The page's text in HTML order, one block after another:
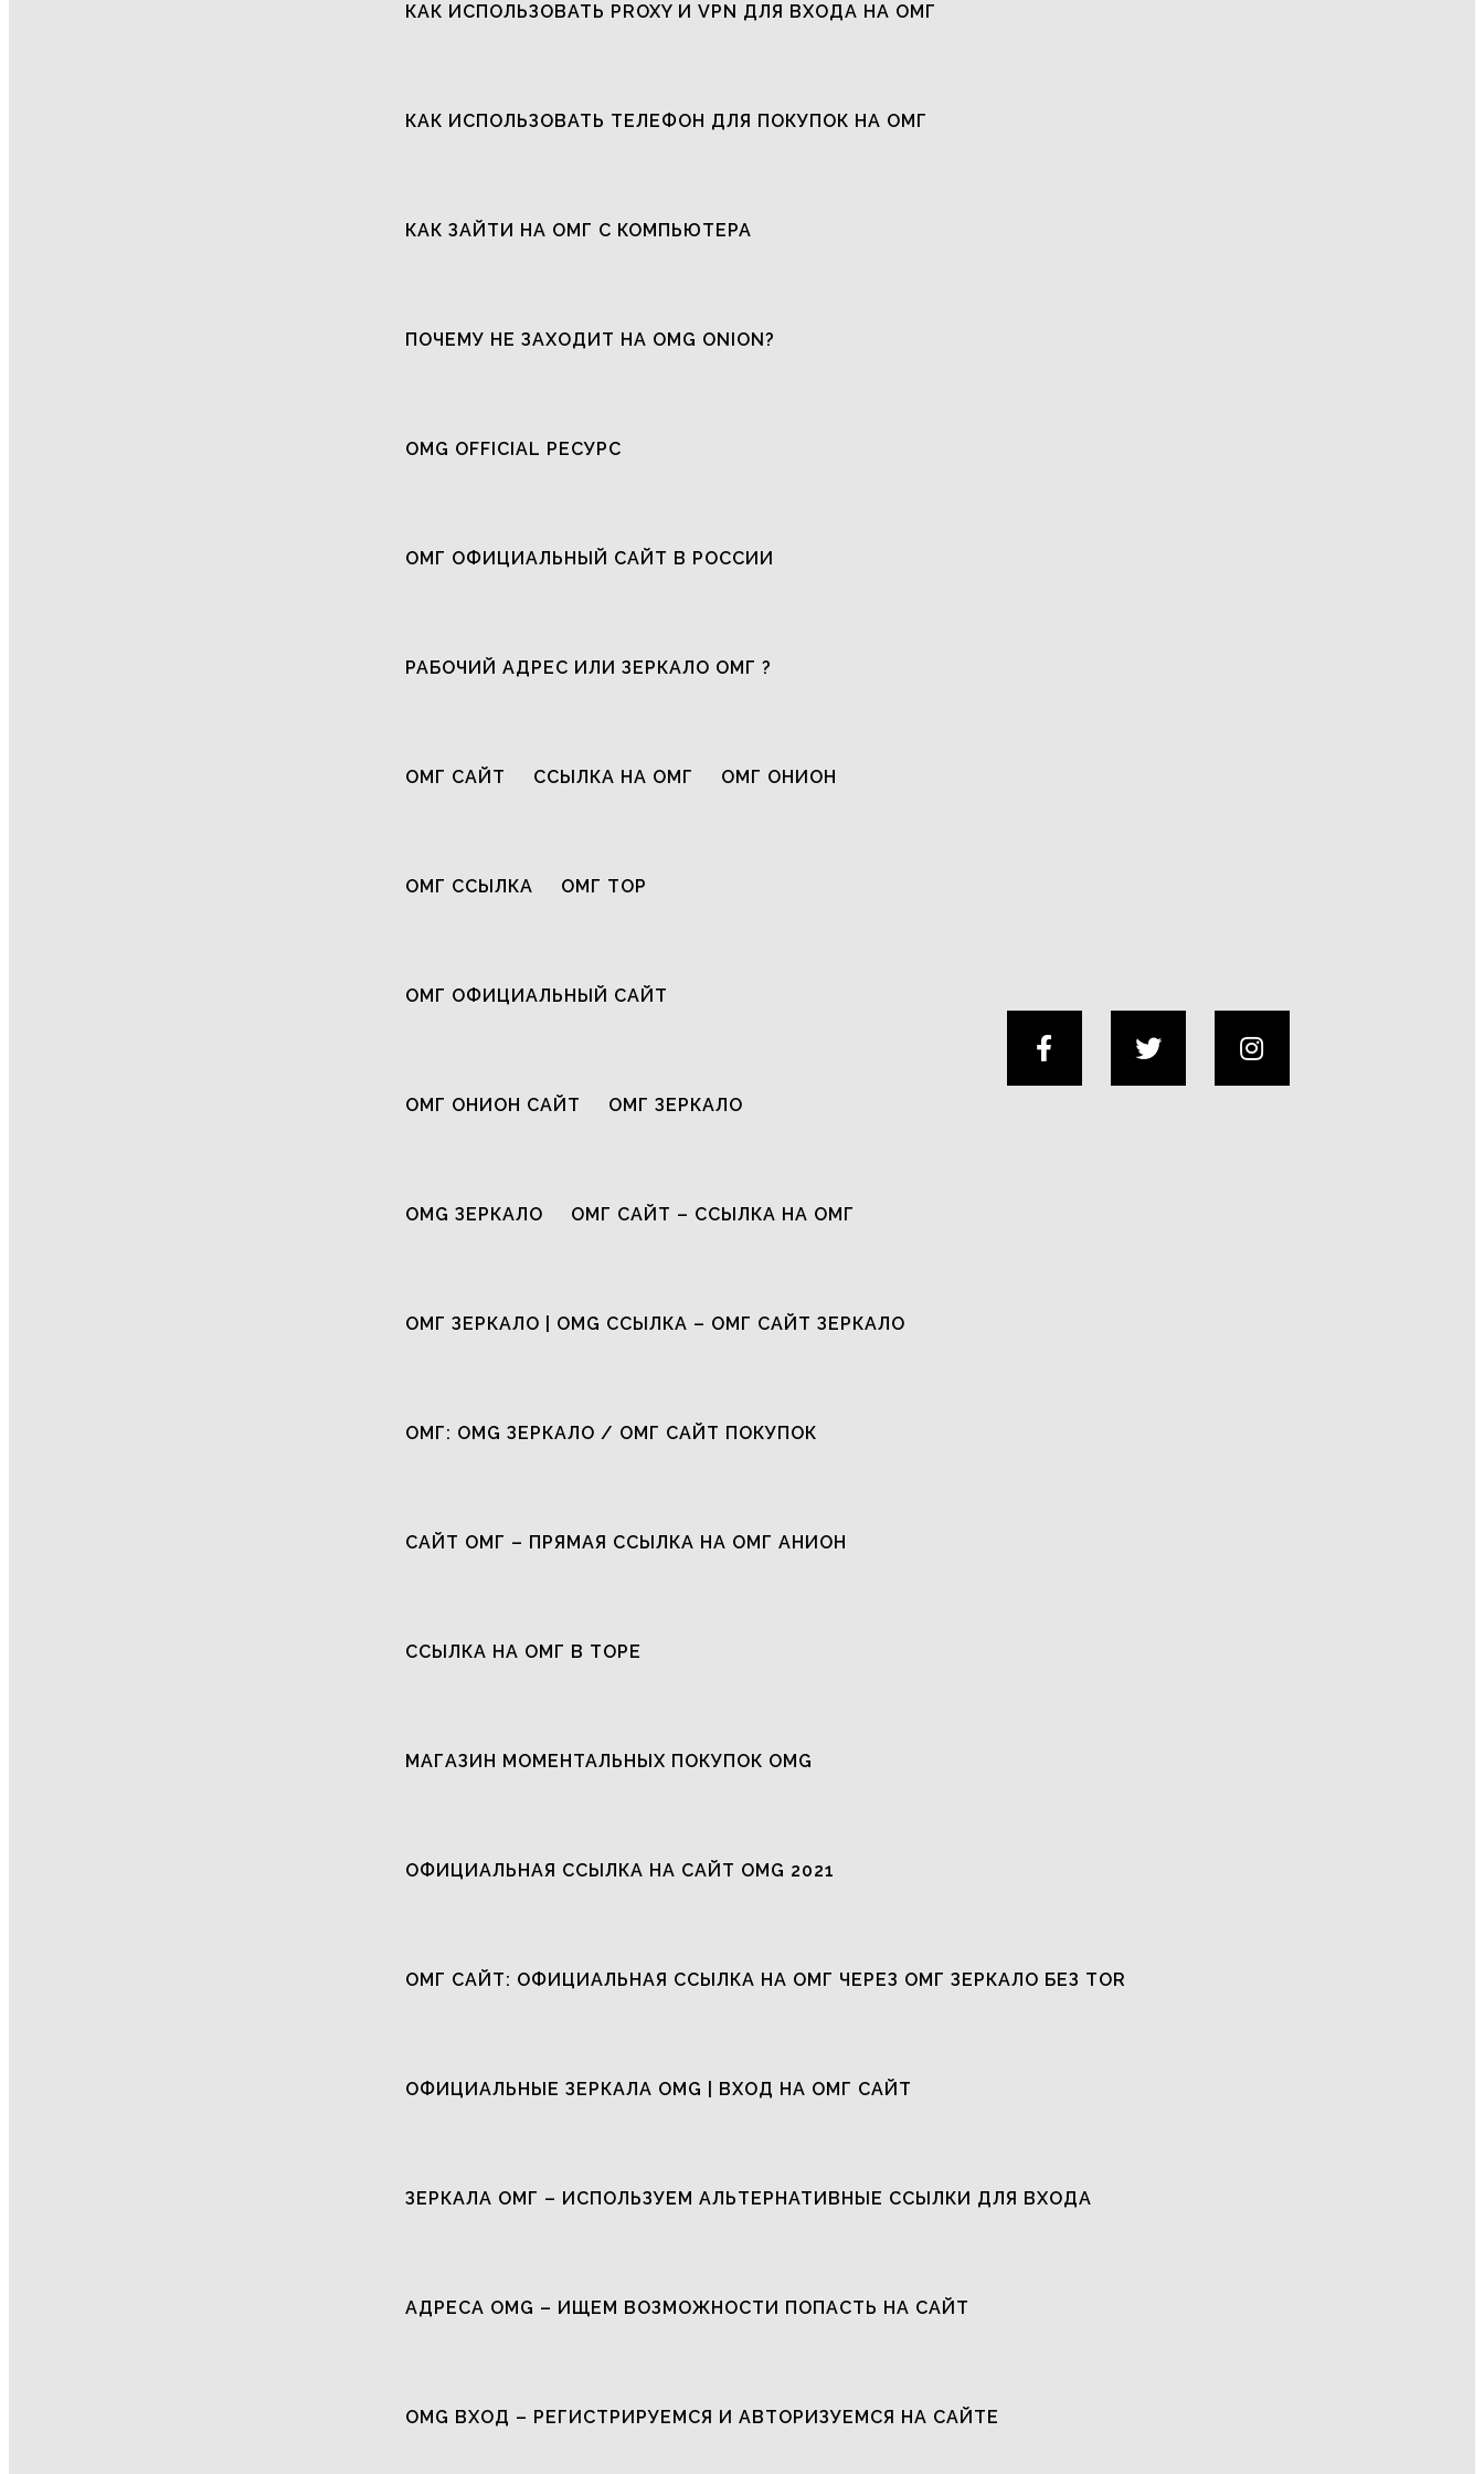
КАК ИСПОЛЬЗОВАТЬ PROXY И VPN ДЛЯ ВХОДА НА ОМГ
КАК ИСПОЛЬЗОВАТЬ ТЕЛЕФОН ДЛЯ ПОКУПОК НА ОМГ
КАК ЗАЙТИ НА ОМГ С КОМПЬЮТЕРА
ПОЧЕМУ НЕ ЗАХОДИТ НА OMG ONION?
OMG OFFICIAL РЕСУРС
ОМГ ОФИЦИАЛЬНЫЙ САЙТ В РОССИИ
РАБОЧИЙ АДРЕС ИЛИ ЗЕРКАЛО ОМГ ?
ОМГ САЙТ ССЫЛКА НА ОМГ ОМГ ОНИОН
ОМГ ССЫЛКА ОМГ ТОР
ОМГ ОФИЦИАЛЬНЫЙ САЙТ
ОМГ ОНИОН САЙТ ОМГ ЗЕРКАЛО
OMG ЗЕРКАЛО ОМГ САЙТ – ССЫЛКА НА ОМГ
ОМГ ЗЕРКАЛО | OMG ССЫЛКА – ОМГ САЙТ ЗЕРКАЛО
ОМГ: OMG ЗЕРКАЛО / ОМГ САЙТ ПОКУПОК
САЙТ ОМГ – ПРЯМАЯ ССЫЛКА НА ОМГ АНИОН
ССЫЛКА НА ОМГ В ТОРЕ
МАГАЗИН МОМЕНТАЛЬНЫХ ПОКУПОК OMG
ОФИЦИАЛЬНАЯ ССЫЛКА НА САЙТ OMG 2021
ОМГ САЙТ: ОФИЦИАЛЬНАЯ ССЫЛКА НА ОМГ ЧЕРЕЗ ОМГ ЗЕРКАЛО БЕЗ TOR
ОФИЦИАЛЬНЫЕ ЗЕРКАЛА OMG | ВХОД НА ОМГ САЙТ
ЗЕРКАЛА ОМГ – ИСПОЛЬЗУЕМ АЛЬТЕРНАТИВНЫЕ ССЫЛКИ ДЛЯ ВХОДА
АДРЕСА OMG – ИЩЕМ ВОЗМОЖНОСТИ ПОПАСТЬ НА САЙТ
OMG ВХОД – РЕГИСТРИРУЕМСЯ И АВТОРИЗУЕМСЯ НА САЙТЕ